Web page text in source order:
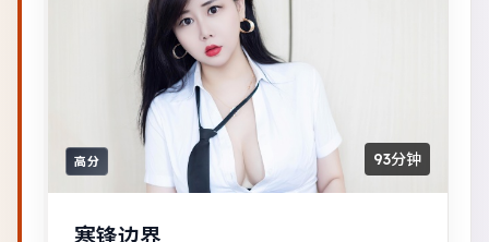
高分 93分钟
寒锋边界